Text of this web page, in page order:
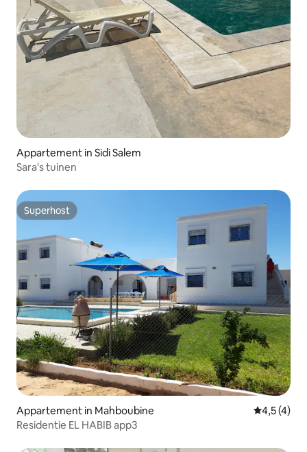
Appartement in Sidi Salem
Sara's tuinen
Superhost
Superhost
Appartement in Mahboubine
4,5 (4)
Residentie EL HABIB app3